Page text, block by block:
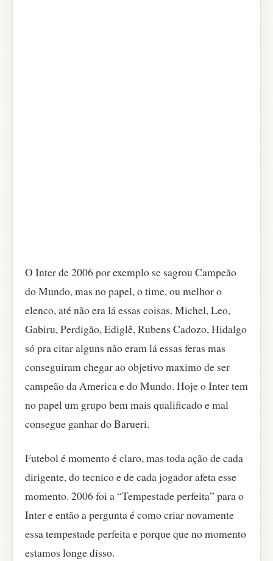
O Inter de 2006 por exemplo se sagrou Campeão
do Mundo, mas no papel, o time, ou melhor o
elenco, até não era lá essas coisas. Michel, Leo,
Gabiru, Perdigão, Ediglê, Rubens Cadozo, Hidalgo
só pra citar alguns não eram lá essas feras mas
conseguiram chegar ao objetivo maximo de ser
campeão da America e do Mundo. Hoje o Inter tem
no papel um grupo bem mais qualificado e mal
consegue ganhar do Barueri.
Futebol é momento é claro, mas toda ação de cada
dirigente, do tecnico e de cada jogador afeta esse
momento. 2006 foi a “Tempestade perfeita” para o
Inter e então a pergunta é como criar novamente
essa tempestade perfeita e porque que no momento
estamos longe disso.